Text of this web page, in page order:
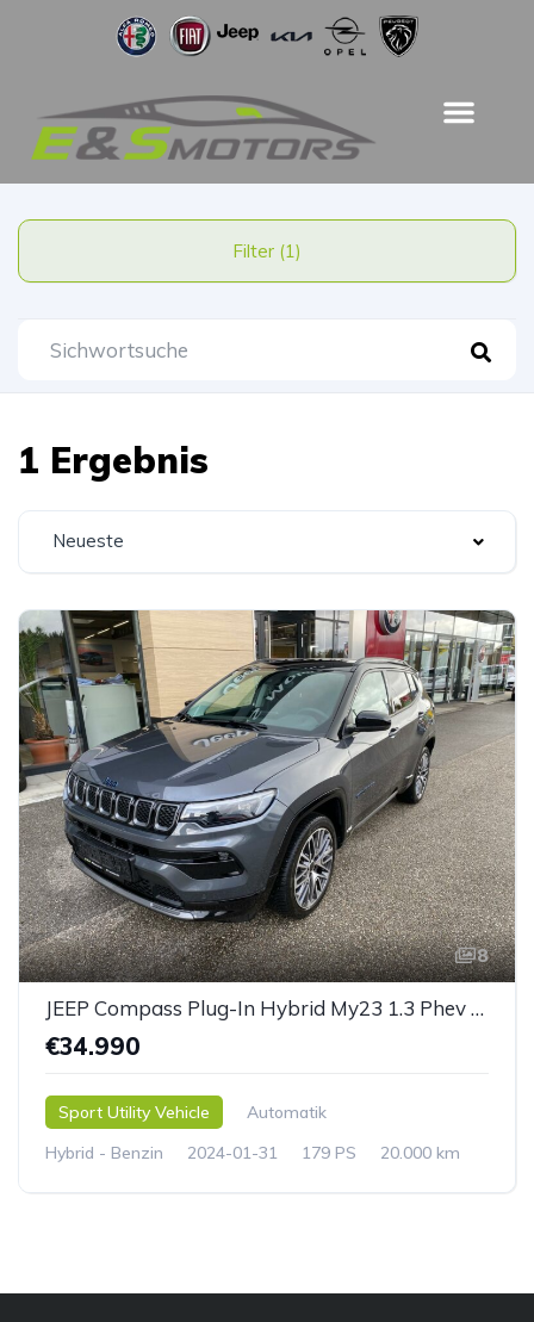
Filter (1)
1 Ergebnis
Neueste
8
JEEP Compass Plug-In Hybrid My23 1.3 Phev At 4xe *AHK*
€34.990
Sport Utility Vehicle
Automatik
Hybrid - Benzin
2024-01-31 179 PS 20.000 km